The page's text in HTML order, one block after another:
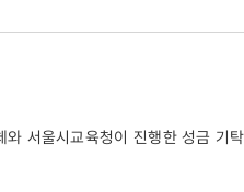
서울시교육청이 진행한 성금 기